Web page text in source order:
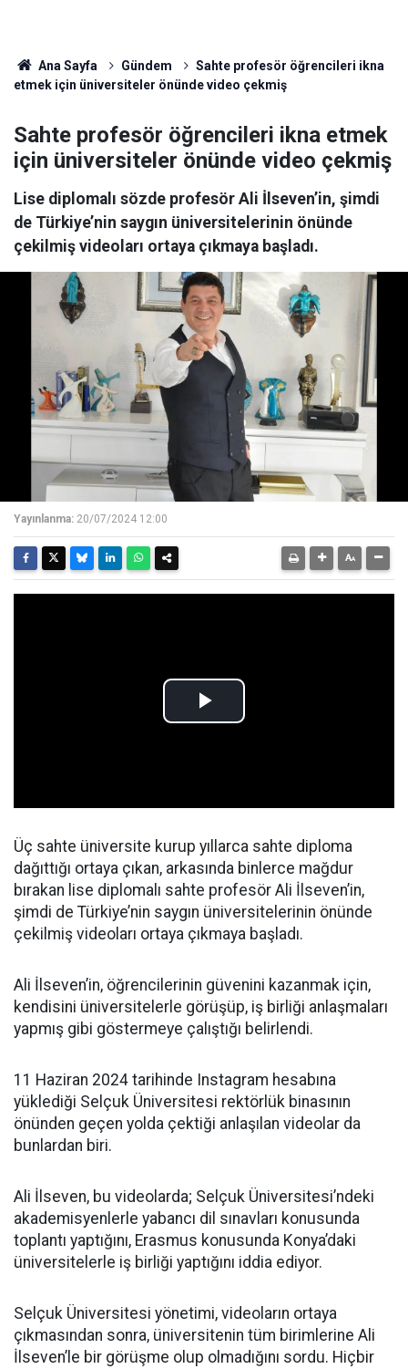
Ana Sayfa Gündem
Sahte profesör öğrencileri ikna
etmek için üniversiteler önünde video çekmiş
Sahte profesör öğrencileri ikna etmek
için üniversiteler önünde video çekmiş
Lise diplomalı sözde profesör Ali İlseven’in, şimdi
de Türkiye’nin saygın üniversitelerinin önünde
çekilmiş videoları ortaya çıkmaya başladı.
Yayınlanma: 20/07/2024 12:00
Üç sahte üniversite kurup yıllarca sahte diploma
dağıttığı ortaya çıkan, arkasında binlerce mağdur
bırakan lise diplomalı sahte profesör Ali İlseven’in,
şimdi de Türkiye’nin saygın üniversitelerinin önünde
çekilmiş videoları ortaya çıkmaya başladı.
Ali İlseven’in, öğrencilerinin güvenini kazanmak için,
kendisini üniversitelerle görüşüp, iş birliği anlaşmaları
yapmış gibi göstermeye çalıştığı belirlendi.
11 Haziran 2024 tarihinde Instagram hesabına
yüklediği Selçuk Üniversitesi rektörlük binasının
önünden geçen yolda çektiği anlaşılan videolar da
bunlardan biri.
Ali İlseven, bu videolarda; Selçuk Üniversitesi’ndeki
akademisyenlerle yabancı dil sınavları konusunda
toplantı yaptığını, Erasmus konusunda Konya’daki
üniversitelerle iş birliği yaptığını iddia ediyor.
Selçuk Üniversitesi yönetimi, videoların ortaya
çıkmasından sonra, üniversitenin tüm birimlerine Ali
İlseven’le bir görüşme olup olmadığını sordu. Hiçbir